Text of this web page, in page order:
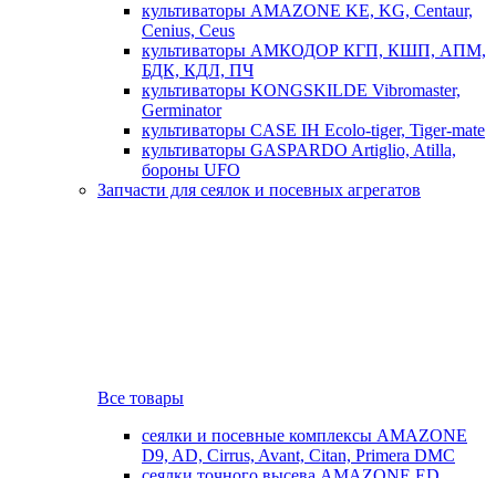
культиваторы AMAZONE KE, KG, Centaur,
Cenius, Ceus
культиваторы АМКОДОР КГП, КШП, АПМ,
БДК, КДЛ, ПЧ
культиваторы KONGSKILDE Vibromaster,
Germinator
культиваторы CASE IH Ecolo-tiger, Tiger-mate
культиваторы GASPARDO Artiglio, Atilla,
бороны UFO
Запчасти для сеялок и посевных агрегатов
Все товары
сеялки и посевные комплексы AMAZONE
D9, AD, Cirrus, Avant, Citan, Primera DMC